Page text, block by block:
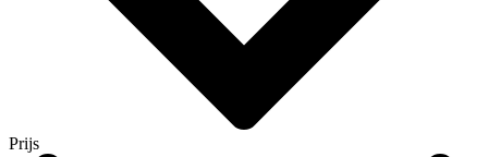
Prijs